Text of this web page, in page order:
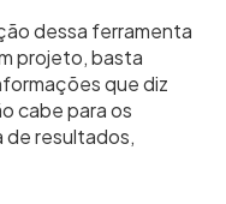
dessa ferramenta
projeto, basta
que diz
cabe para os
de resultados,